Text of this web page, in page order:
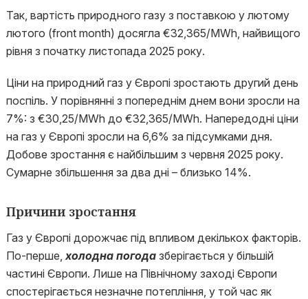
Так, вартість природного газу з поставкою у лютому
лютого (front month) досягла €32,365/MWh, найвищого
рівня з початку листопада 2025 року.
Ціни на природний газ у Європі зростають другий день
поспіль. У порівнянні з попереднім днем вони зросли на
7%: з €30,25/MWh до €32,365/MWh. Напередодні ціни
на газ у Європі зросли на 6,6% за підсумками дня.
Добове зростання є найбільшим з червня 2025 року.
Сумарне збільшення за два дні – близько 14%.
Причини зростання
Газ у Європі дорожчає під впливом декількох факторів.
По-перше, холодна погодазберігається у більшій
частині Європи. Лише на Північному заході Європи
спостерігається незначне потепління, у той час як